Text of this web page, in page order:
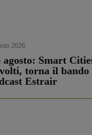
2026
Smart
torna il bando
Estrair